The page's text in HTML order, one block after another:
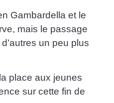
Gambardella et le
mais le passage
un peu plus
place aux jeunes
sur cette fin de